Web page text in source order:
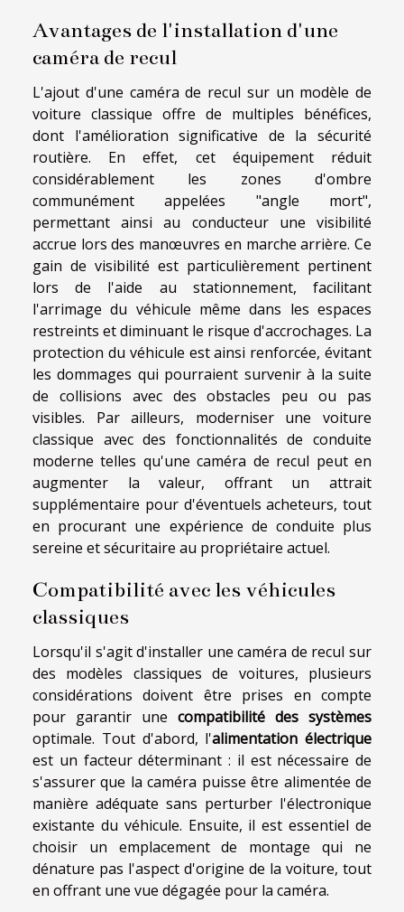
Avantages de l'installation d'une
caméra de recul
L'ajout d'une caméra de recul sur un modèle de
voiture classique offre de multiples bénéfices,
dont l'amélioration significative de la sécurité
routière. En effet, cet équipement réduit
considérablement les zones d'ombre
communément appelées "angle mort",
permettant ainsi au conducteur une visibilité
accrue lors des manœuvres en marche arrière. Ce
gain de visibilité est particulièrement pertinent
lors de l'aide au stationnement, facilitant
l'arrimage du véhicule même dans les espaces
restreints et diminuant le risque d'accrochages. La
protection du véhicule est ainsi renforcée, évitant
les dommages qui pourraient survenir à la suite
de collisions avec des obstacles peu ou pas
visibles. Par ailleurs, moderniser une voiture
classique avec des fonctionnalités de conduite
moderne telles qu'une caméra de recul peut en
augmenter la valeur, offrant un attrait
supplémentaire pour d'éventuels acheteurs, tout
en procurant une expérience de conduite plus
sereine et sécuritaire au propriétaire actuel.
Compatibilité avec les véhicules
classiques
Lorsqu'il s'agit d'installer une caméra de recul sur
des modèles classiques de voitures, plusieurs
considérations doivent être prises en compte
pour garantir une compatibilité des systèmes
optimale. Tout d'abord, l'alimentation électrique
est un facteur déterminant : il est nécessaire de
s'assurer que la caméra puisse être alimentée de
manière adéquate sans perturber l'électronique
existante du véhicule. Ensuite, il est essentiel de
choisir un emplacement de montage qui ne
dénature pas l'aspect d'origine de la voiture, tout
en offrant une vue dégagée pour la caméra.